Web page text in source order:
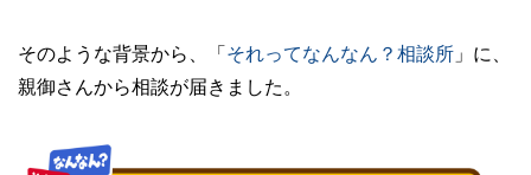
そのような背景から、「 ​​それってなんなん？相談所 」に、
親御さんから相談が届きました。